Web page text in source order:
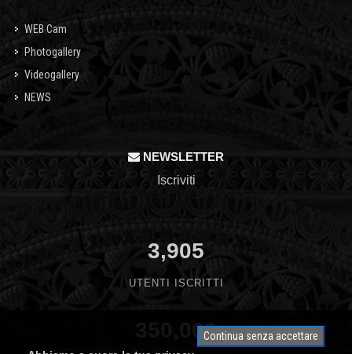
WEB Cam
Photogallery
Videogallery
NEWS
NEWSLETTER
Iscriviti
3,905
UTENTI ISCRITTI
350,000Continua senza accettare